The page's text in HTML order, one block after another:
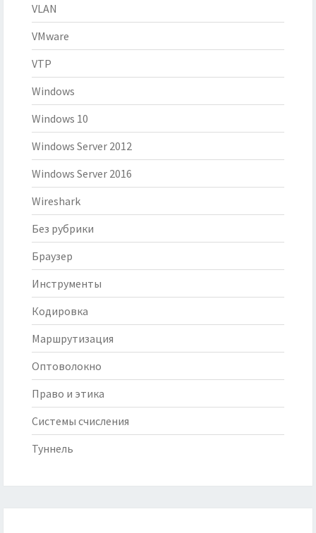
VLAN
VMware
VTP
Windows
Windows 10
Windows Server 2012
Windows Server 2016
Wireshark
Без рубрики
Браузер
Инструменты
Кодировка
Маршрутизация
Оптоволокно
Право и этика
Системы счисления
Туннель